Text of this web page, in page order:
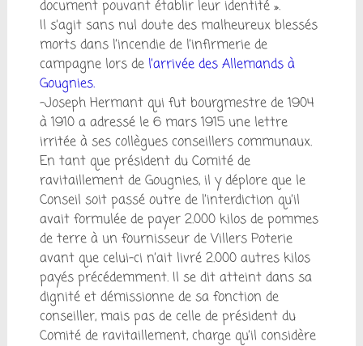
document pouvant établir leur identité ».
Il s’agit sans nul doute des malheureux blessés
morts dans l’incendie de l’infirmerie de
campagne lors de l’arrivée des Allemands à
Gougnies.
-Joseph Hermant qui fut bourgmestre de 1904
à 1910 a adressé le 6 mars 1915 une lettre
irritée à ses collègues conseillers communaux.
En tant que président du Comité de
ravitaillement de Gougnies, il y déplore que le
Conseil soit passé outre de l’interdiction qu’il
avait formulée de payer 2.000 kilos de pommes
de terre à un fournisseur de Villers Poterie
avant que celui-ci n’ait livré 2.000 autres kilos
payés précédemment. Il se dit atteint dans sa
dignité et démissionne de sa fonction de
conseiller, mais pas de celle de président du
Comité de ravitaillement, charge qu’il considère